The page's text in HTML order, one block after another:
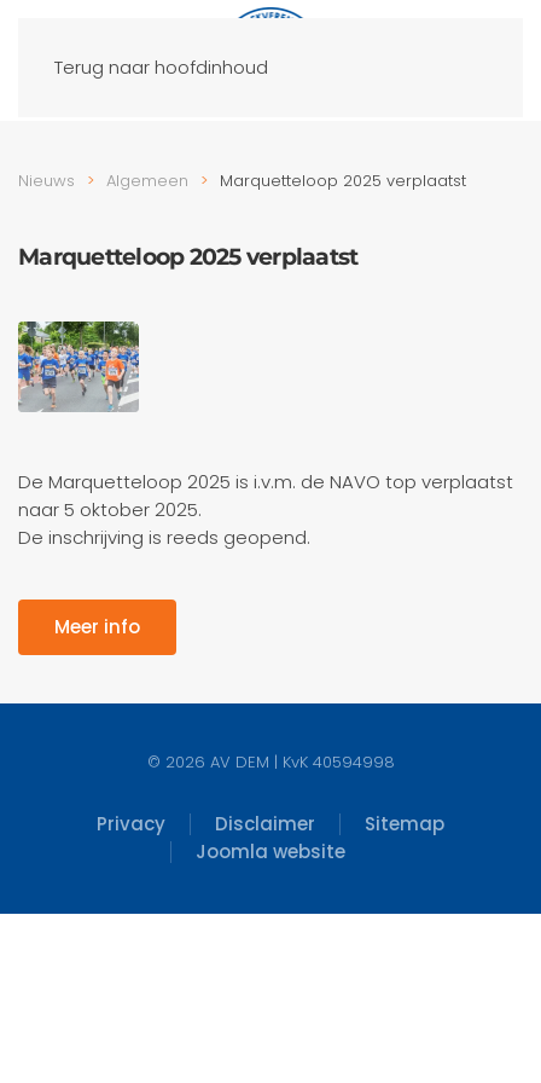
Terug naar hoofdinhoud
Nieuws Algemeen Marquetteloop 2025 verplaatst
Marquetteloop 2025 verplaatst
De Marquetteloop 2025 is i.v.m. de NAVO top verplaatst
naar 5 oktober 2025.
De inschrijving is reeds geopend.
Meer info
© 2026 AV DEM | KvK 40594998
Privacy Disclaimer
Sitemap
Joomla website